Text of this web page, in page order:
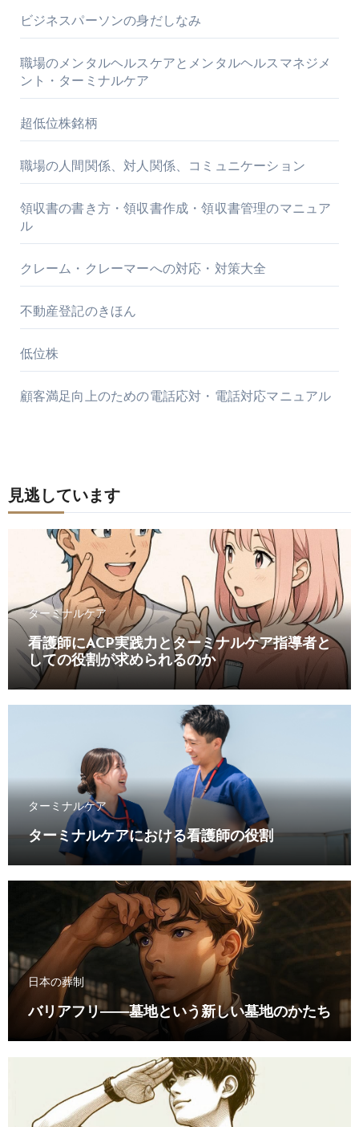
ビジネスパーソンの身だしなみ
職場のメンタルヘルスケアとメンタルヘルスマネジメ
ント・ターミナルケア
超低位株銘柄
職場の人間関係、対人関係、コミュニケーション
領収書の書き方・領収書作成・領収書管理のマニュア
ル
クレーム・クレーマーへの対応・対策大全
不動産登記のきほん
低位株
顧客満足向上のための電話応対・電話対応マニュアル
見逃しています
ターミナルケア
看護師にACP実践力とターミナルケア指導者と
しての役割が求められるのか
ターミナルケア
ターミナルケアにおける看護師の役割
日本の葬制
バリアフリ――墓地という新しい墓地のかたち